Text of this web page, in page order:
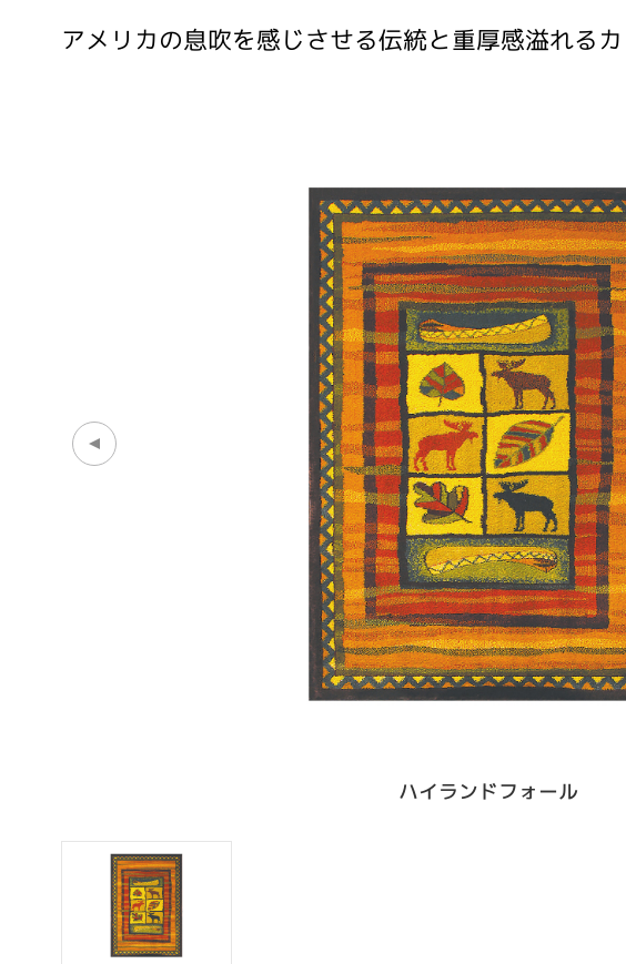
アメリカの息吹を感じさせる伝統と重厚感溢れる
ハイランドフォール